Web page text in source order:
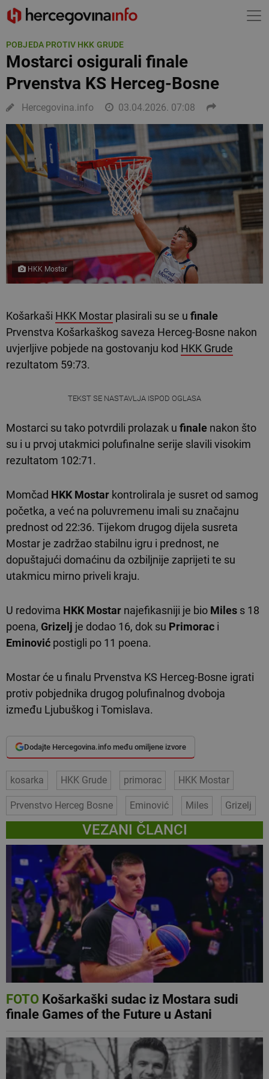
POBJEDA PROTIV HKK GRUDE
Mostarci osigurali finale
Prvenstva KS Herceg-Bosne
Hercegovina.info 03.04.2026. 07:08
HKK Mostar
Košarkaši HKK Mostar plasirali su se u finale
Prvenstva Košarkaškog saveza Herceg-Bosne nakon
uvjerljive pobjede na gostovanju kod HKK Grude
rezultatom 59:73.
TEKST SE NASTAVLJA ISPOD OGLASA
Mostarci su tako potvrdili prolazak u finale nakon što
su i u prvoj utakmici polufinalne serije slavili visokim
rezultatom 102:71.
Momčad HKK Mostar kontrolirala je susret od samog
početka, a već na poluvremenu imali su značajnu
prednost od 22:36. Tijekom drugog dijela susreta
Mostar je zadržao stabilnu igru i prednost, ne
dopuštajući domaćinu da ozbiljnije zaprijeti te su
utakmicu mirno priveli kraju.
U redovima HKK Mostar najefikasniji je bio Miles s 18
poena, Grizelj je dodao 16, dok su Primorac i
Eminović postigli po 11 poena.
Mostar će u finalu Prvenstva KS Herceg-Bosne igrati
protiv pobjednika drugog polufinalnog dvoboja
između Ljubuškog i Tomislava.
Dodajte Hercegovina.info među omiljene izvore
kosarka HKK Grude primorac HKK Mostar
Prvenstvo Herceg Bosne Eminović Miles Grizelj
VEZANI ČLANCI
FOTOKošarkaški sudac iz Mostara sudi
finale Games of the Future u Astani